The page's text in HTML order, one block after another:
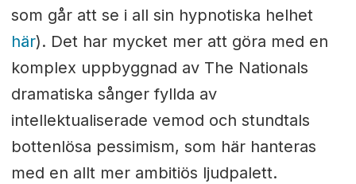
som går att se i all sin hypnotiska helhet
här). Det har mycket mer att göra med en
komplex uppbyggnad av The Nationals
dramatiska sånger fyllda av
intellektualiserade vemod och stundtals
bottenlösa pessimism, som här hanteras
med en allt mer ambitiös ljudpalett.